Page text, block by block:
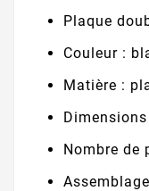
Plaque
Couleur :
Matière :
Nombre de